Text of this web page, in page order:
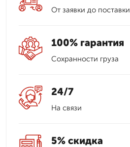
От заявки до поставки
100% гарантия
Сохранности груза
24/7
На связи
5% скидка